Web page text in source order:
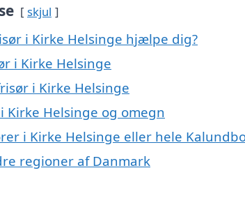
skjul
i Kirke Helsinge hjælpe dig?
i Kirke Helsinge
i Kirke Helsinge
Kirke Helsinge og omegn
i Kirke Helsinge eller hele
regioner af Danmark